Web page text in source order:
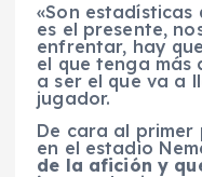
«Son
es el presente,
enfrentar, hay
el que tenga más
a ser el que va a
jugador.
De cara al primer
en el estadio
de la afición y